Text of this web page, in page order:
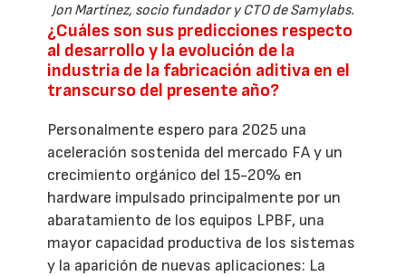
Jon Martínez, socio fundador y CTO de Samylabs.
¿Cuáles son sus predicciones respecto
al desarrollo y la evolución de la
industria de la fabricación aditiva en el
transcurso del presente año?
Personalmente espero para 2025 una
aceleración sostenida del mercado FA y un
crecimiento orgánico del 15-20% en
hardware impulsado principalmente por un
abaratamiento de los equipos LPBF, una
mayor capacidad productiva de los sistemas
y la aparición de nuevas aplicaciones: La